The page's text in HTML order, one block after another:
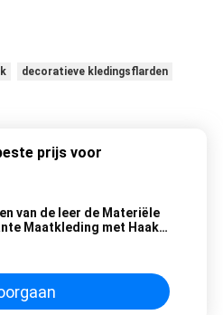
decoratieve kledingsflarden
prijs voor
van de leer de Materiële
Maatkleding met Haak